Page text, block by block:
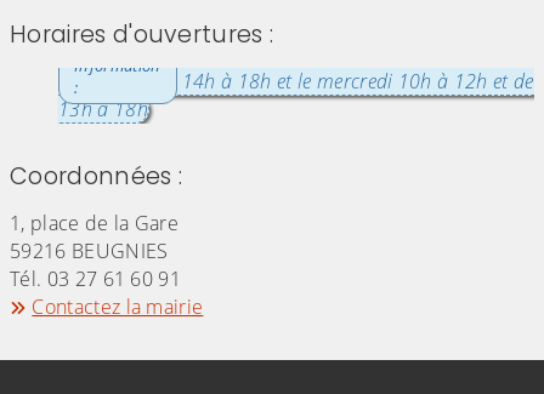
Horaires d'ouvertures :
le lundi de 14h à 18h et le mercredi 10h à 12h et de
13h à 18h
Coordonnées :
1, place de la Gare
59216 BEUGNIES
Tél. 03 27 61 60 91
Contactez la mairie